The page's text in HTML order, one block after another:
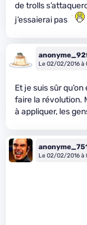
de trolls
j’essaierai pas
Le 02/02/2016 à
Et je suis sûr
faire la révolution.
à appliquer, les
Le 02/02/2016 à